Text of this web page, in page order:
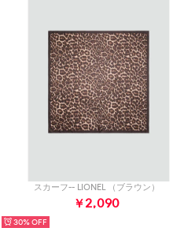
スカーフ-- LIONEL （ブラウン）
￥2,090
30%